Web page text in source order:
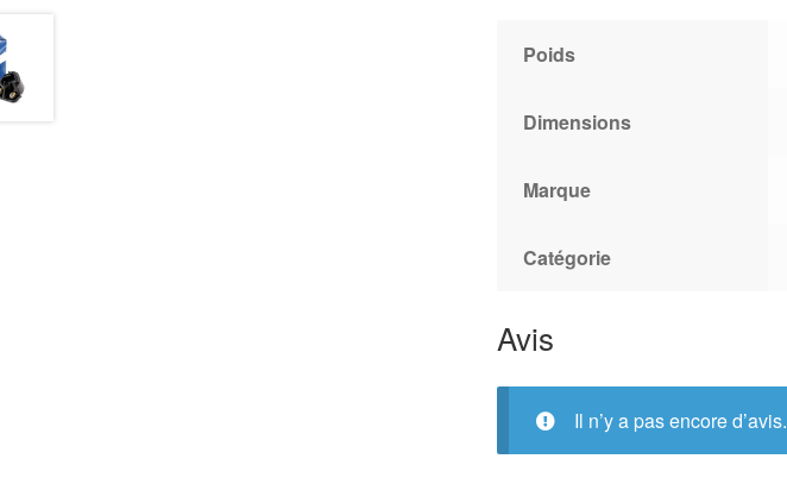
Poids
Dimensions
Marque
Catégorie
Avis
Il n’y a pas encore d’avis.